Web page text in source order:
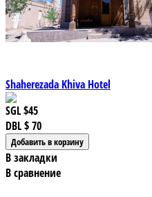
Shaherezada Khiva Hotel
SGL$45
DBL$ 70
В закладки
В сравнение